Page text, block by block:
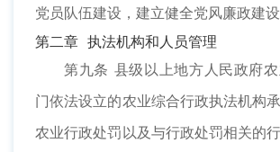
党员队伍建设，建立健全党风廉政建设
第二章 执法机构和人员管理
第九条 县级以上地方人民政府
门依法设立的农业综合行政执法机构
农业行政处罚以及与行政处罚相关的